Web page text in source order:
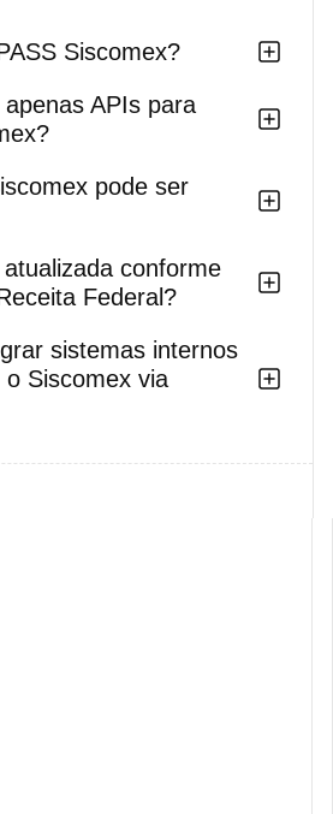
Siscomex?
APIs para
pode ser
conforme
Federal?
sistemas internos
Siscomex via